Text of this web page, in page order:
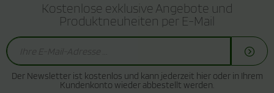
Kostenlose exklusive Angebote und
Produktneuheiten per E-Mail
Der Newsletter ist kostenlos und kann jederzeit hier oder in Ihrem
Kundenkonto wieder abbestellt werden.